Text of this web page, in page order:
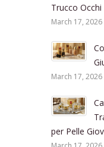
Trucco
March 17, 2026
March 17, 2026
per Pelle